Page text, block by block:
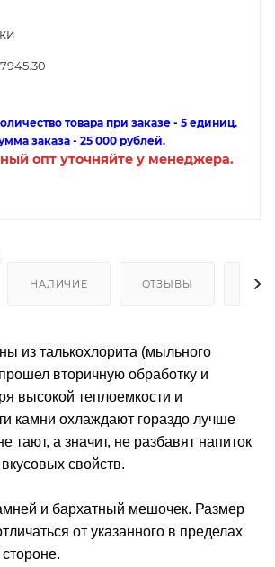
товара при заказе - 5 единиц.
заказа - 25 000 рублей.
опт уточняйте у менеджера.
НАЛИЧИЕ ОТЗЫВЫ
из талькохлорита (мыльного
вторичную обработку и
высокой теплоемкости и
камни охлаждают гораздо лучше
тают, а значит, не разбавят напиток
свойств.
и бархатный мешочек. Размер
от указанного в пределах